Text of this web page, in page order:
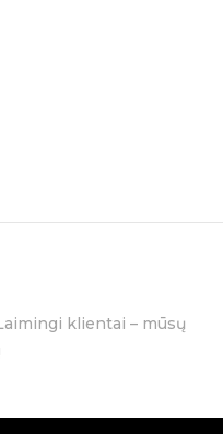
klientai – mūsų